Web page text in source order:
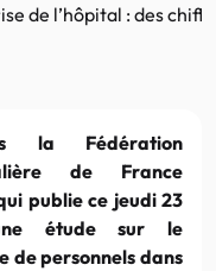
de l’hôpital : des
la Fédération
de France
publie ce jeudi 23
étude sur le
de personnels dans